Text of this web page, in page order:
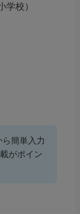
学校）
簡単入力
がポイン